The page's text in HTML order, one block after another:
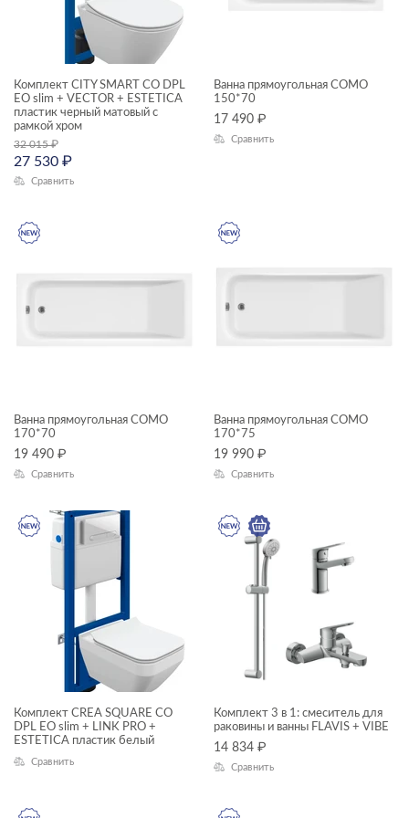
смесители
столешницы
тумбы для раковин
угловые асимметричные ванны
унитазы-компакты
КОЛЛЕКЦИЯ
CLASSIC RIBBLE
CORNER
CREA
ECLIPSE
ELIO
Комплект CITY SMART CO DPL
EO slim + VECTOR + ESTETICA
пластик черный матовый с
рамкой хром
32 015₽
27 530 ₽
Сравнить
Ванна прямоугольная COMO
150*70
17 490 ₽
Сравнить
Ванна прямоугольная COMO
170*70
19 490 ₽
Сравнить
Ванна прямоугольная COMO
170*75
19 990 ₽
Сравнить
Комплект CREA SQUARE CO
DPL EO slim + LINK PRO +
ESTETICA пластик белый
Сравнить
Комплект 3 в 1: смеситель для
раковины и ванны FLAVIS + VIBE
14 834 ₽
Сравнить